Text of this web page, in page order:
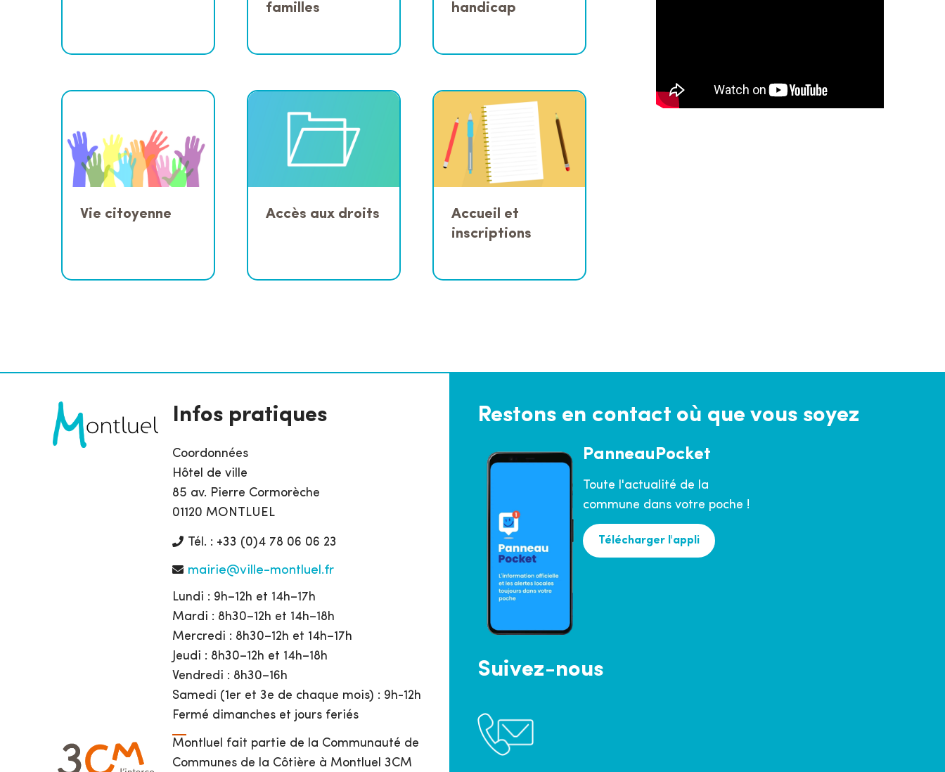
familles
handicap
Vie citoyenne Accès aux droits
Accueil et
inscriptions
Infos pratiques
Coordonnées
Hôtel de ville
85 av. Pierre Cormorèche
01120 MONTLUEL
Tél. : +33 (0)4 78 06 06 23
mairie@ville-montluel.fr
Lundi : 9h–12h et 14h–17h
Mardi : 8h30–12h et 14h–18h
Mercredi : 8h30–12h et 14h–17h
Jeudi : 8h30–12h et 14h–18h
Vendredi : 8h30–16h
Samedi (1er et 3e de chaque mois) : 9h-12h
Fermé dimanches et jours feriés
Montluel fait partie de la Communauté de
Communes de la Côtière à Montluel 3CM
Restons en contact où que vous soyez
PanneauPocket
Toute l'actualité de la
commune dans votre poche !
Télécharger l'appli
Suivez-nous